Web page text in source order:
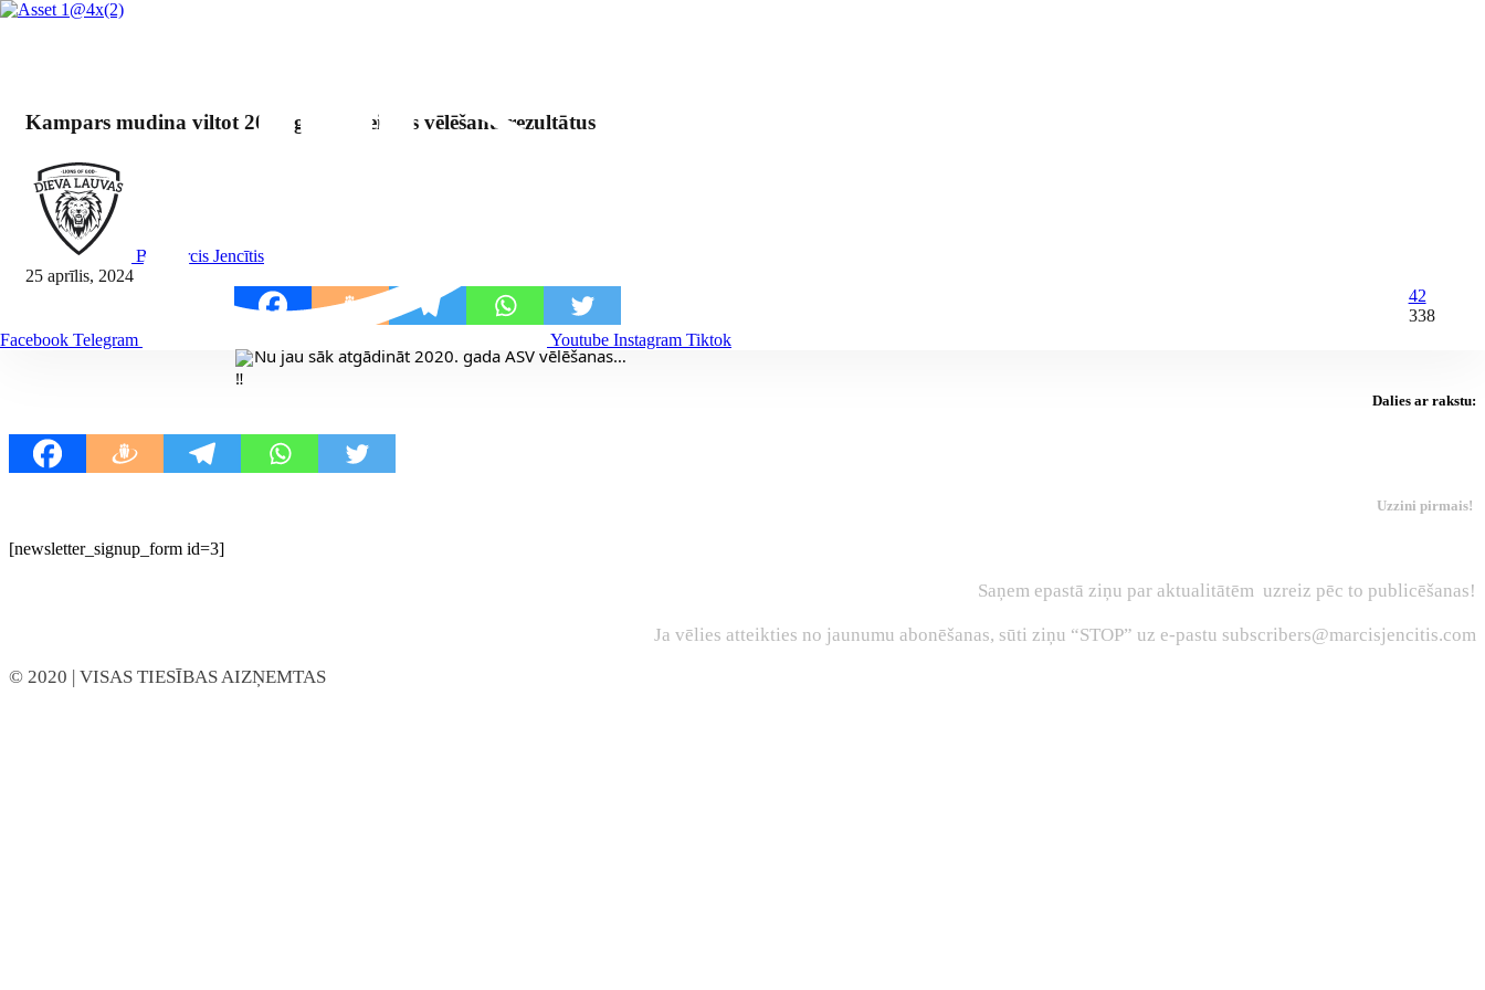
Facebook Telegram Youtube Instagram Tiktok
Kampars mudina viltot 2014.gada Saeimas vēlēšanu rezultātus
By Mārcis Jencītis
25 aprīlis, 2024
42
338
Nu jau sāk atgādināt 2020. gada ASV vēlēšanas…
Dalies ar rakstu:
Uzzini pirmais!
[newsletter_signup_form id=3]
Saņem epastā ziņu par aktualitātēm uzreiz pēc to publicēšanas!
Ja vēlies atteikties no jaunumu abonēšanas, sūti ziņu “STOP” uz e-pastu subscribers@marcisjencitis.com
© 2020 | VISAS TIESĪBAS AIZŅEMTAS